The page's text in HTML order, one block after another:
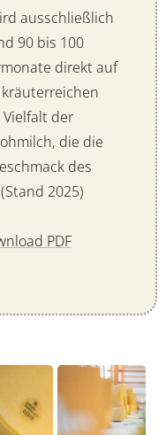
ausschließlich
90 bis 100
direkt auf
der
die die
des
(Stand 2025)
PDF